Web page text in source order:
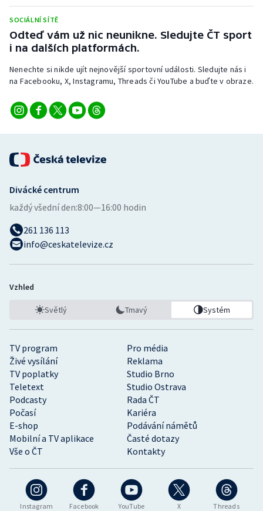
Triatlon
Veslování
Vodní slalom
Volejbal
Ostatní
SOCIÁLNÍ SÍTĚ
Odteď vám už nic neunikne. Sledujte ČT sport
i na dalších platformách.
Nenechte si nikde ujít nejnovější sportovní události. Sledujte nás i
na Facebooku, X, Instagramu, Threads či YouTube a buďte v obraze.
Instagram Facebook YouTube X Threads
TV program
Pro média
Živé vysílání
Reklama
TV poplatky
Studio Brno
Teletext
Studio Ostrava
Podcasty
Rada ČT
Počasí
Kariéra
E-shop
Podávání námětů
Mobilní a TV aplikace
Časté dotazy
Vše o ČT
Kontakty
Divácké centrum
každý všední den:8:00—16:00 hodin
261 136 113
info@ceskatelevize.cz
Vzhled
Světlý Tmavý Systém